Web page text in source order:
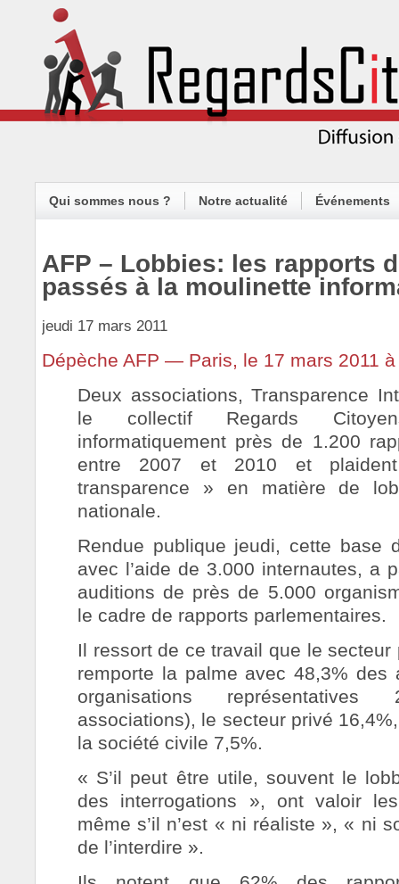
Qui sommes nous ? Notre actualité Événements
AFP – Lobbies: les rapports
passés à la moulinette
jeudi 17 mars 2011
Dépèche AFP — Paris, le 17 mars 2011
Deux associations, Transparence
le collectif Regards
informatiquement près de 1.200
entre 2007 et 2010 et
transparence » en matière de
nationale.
Rendue publique jeudi, cette base
avec l’aide de 3.000 internautes, a
auditions de près de 5.000
le cadre de rapports parlementaires.
Il ressort de ce travail que le
remporte la palme avec 48,3% des
organisations représentatives
associations), le secteur privé
la société civile 7,5%.
« S’il peut être utile, souvent le
des interrogations », ont valoir
même s’il n’est « ni réaliste », « ni
de l’interdire ».